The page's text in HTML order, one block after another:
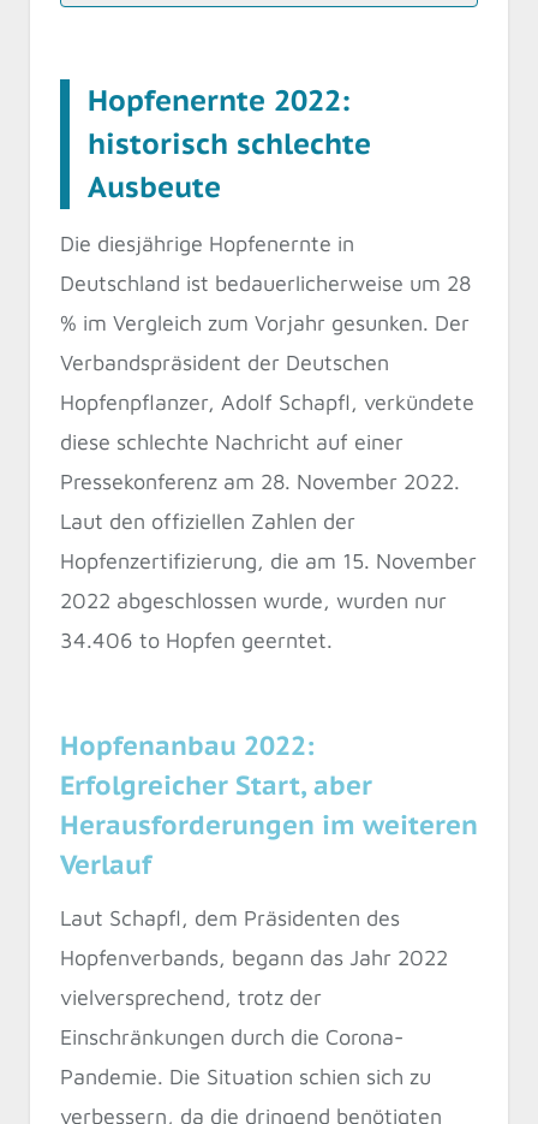
Hopfenernte 2022:
historisch schlechte
Ausbeute
Die diesjährige Hopfenernte in
Deutschland ist bedauerlicherweise um 28
% im Vergleich zum Vorjahr gesunken. Der
Verbandspräsident der Deutschen
Hopfenpflanzer, Adolf Schapfl, verkündete
diese schlechte Nachricht auf einer
Pressekonferenz am 28. November 2022.
Laut den offiziellen Zahlen der
Hopfenzertifizierung, die am 15. November
2022 abgeschlossen wurde, wurden nur
34.406 to Hopfen geerntet.
Hopfenanbau 2022:
Erfolgreicher Start, aber
Herausforderungen im weiteren
Verlauf
Laut Schapfl, dem Präsidenten des
Hopfenverbands, begann das Jahr 2022
vielversprechend, trotz der
Einschränkungen durch die Corona-
Pandemie. Die Situation schien sich zu
verbessern, da die dringend benötigten